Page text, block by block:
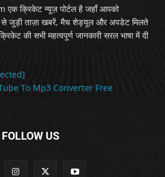
क्रिकेट न्यूज़ पोर्टल है जहाँ आपको
से जुड़ी ताज़ा खबरें, मैच शेड्यूल और अपडेट मिलते
की सभी महत्वपूर्ण जानकारी सरल भाषा में दी
To Mp3 Converter Free
FOLLOW US